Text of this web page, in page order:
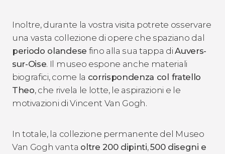
Inoltre, durante la vostra visita potrete osservare
una vasta collezione di opere che spaziano dal
periodo olandese fino alla sua tappa diAuvers-
sur-Oise. Il museo espone anche materiali
biografici, come la corrispondenza col fratello
Theo, che rivela le lotte, le aspirazioni e le
motivazioni di Vincent Van Gogh.
In totale, la collezione permanente del Museo
Van Gogh vanta oltre 200 dipinti,500 disegni e